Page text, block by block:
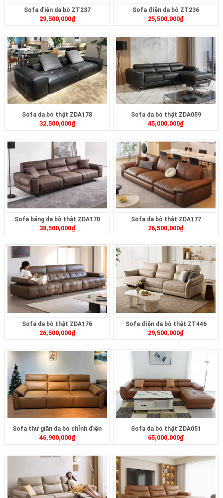
Sofa điện da bò ZT237
29,500,000₫
Sofa điện da bò ZT236
25,500,000₫
Sofa da bò thật ZDA178
32,500,000₫
Sofa da bò thật ZDA059
45,000,000₫
Sofa băng da bò thật ZDA170
38,500,000₫
Sofa da bò thật ZDA177
26,500,000₫
Sofa da bò thật ZDA176
26,500,000₫
Sofa điện da bò thật ZT446
29,500,000₫
Sofa thư giãn da bò chỉnh điện
ZT3617
46,900,000₫
Sofa da bò thật ZDA051
65,000,000₫